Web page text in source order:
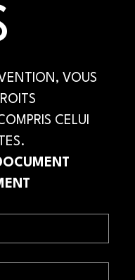
VOUS
CELUI